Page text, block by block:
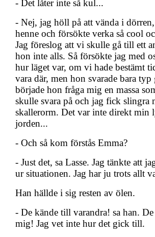
- Det låter inte så kul...
- Nej, jag höll på att vända i
henne och försökte verka så cool
Jag föreslog att vi skulle gå till ett
hon inte alls. Så försökte jag med
hur läget var, om vi hade bestämt
vara där, men hon svarade bara
började hon fråga mig en massa
skulle svara på och jag fick slingra
skallerorm. Det var inte direkt min
jorden...
- Och så kom förstås Emma?
- Just det, sa Lasse. Jag tänkte att
ur situationen. Jag har ju trots allt
Han hällde i sig resten av ölen.
- De kände till varandra! sa han.
mig! Jag vet inte hur det gick till.